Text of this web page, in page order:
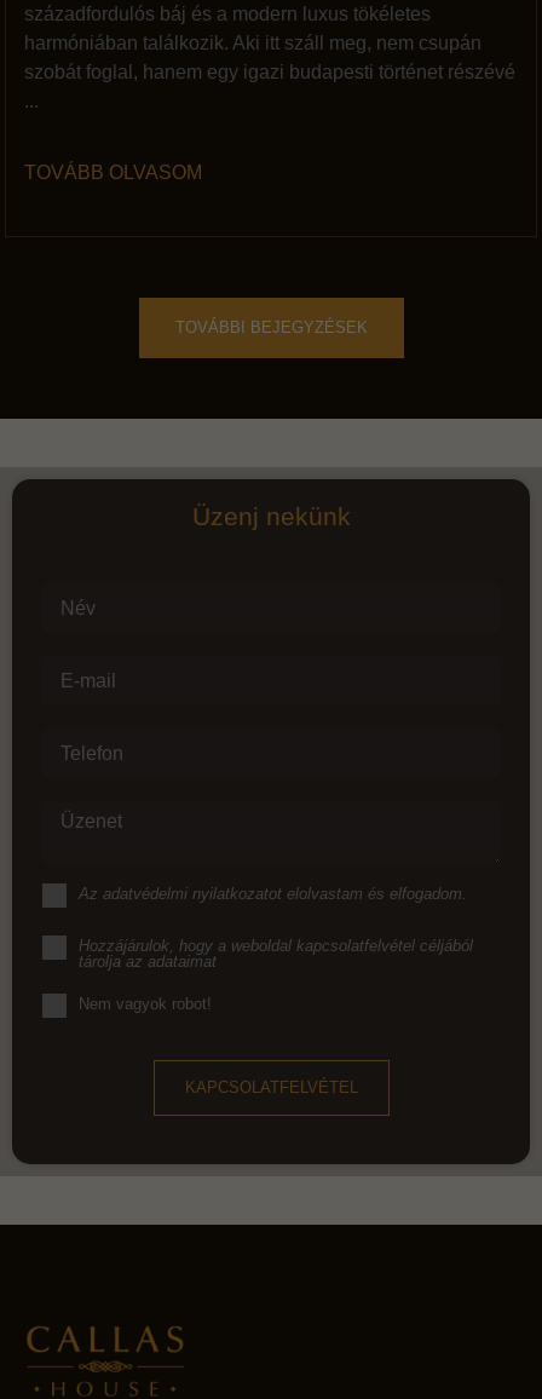
századfordulós báj és a modern luxus tökéletes
harmóniában találkozik. Aki itt száll meg, nem csupán
szobát foglal, hanem egy igazi budapesti történet részévé
...
TOVÁBB OLVASOM
TOVÁBBI BEJEGYZÉSEK
Üzenj nekünk
Név
E-mail
Telefon
Üzenet
Az adatvédelmi nyilatkozatot elolvastam és elfogadom.
Hozzájárulok, hogy a weboldal kapcsolatfelvétel céljából
tárolja az adataimat
Nem vagyok robot!
KAPCSOLATFELVÉTEL